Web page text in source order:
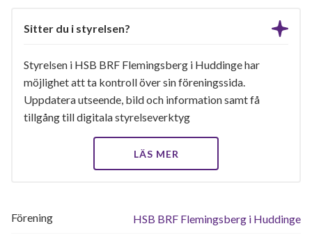
Sitter du i styrelsen?
Styrelsen i HSB BRF Flemingsberg i Huddinge har
möjlighet att ta kontroll över sin föreningssida.
Uppdatera utseende, bild och information samt få
tillgång till digitala styrelseverktyg
LÄS MER
Förening HSB BRF Flemingsberg i Huddinge